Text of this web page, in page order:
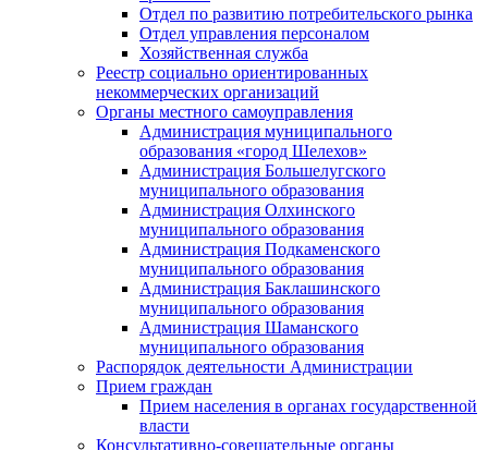
Отдел по развитию потребительского рынка
Отдел управления персоналом
Хозяйственная служба
Реестр социально ориентированных
некоммерческих организаций
Органы местного самоуправления
Администрация муниципального
образования «город Шелехов»
Администрация Большелугского
муниципального образования
Администрация Олхинского
муниципального образования
Администрация Подкаменского
муниципального образования
Администрация Баклашинского
муниципального образования
Администрация Шаманского
муниципального образования
Распорядок деятельности Администрации
Прием граждан
Прием населения в органах государственной
власти
Консультативно-совещательные органы